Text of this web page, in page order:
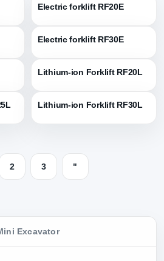
Excavator
Electric forklift RF20E
Electric forklift RF30E
Lithium-ion Forklift RF20L
Lithium-ion Forklift RF30L
2 3 "